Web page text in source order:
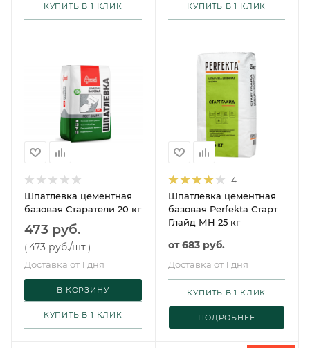
КУПИТЬ В 1 КЛИК КУПИТЬ В 1 КЛИК
Шпатлевка цементная
базовая Старатели 20 кг
473 руб.
(473 руб./шт)
Доставка от 1 дня
В КОРЗИНУ
КУПИТЬ В 1 КЛИК
4
Шпатлевка цементная
базовая Perfekta Старт
Глайд МН 25 кг
от683 руб.
Доставка от 1 дня
ПОДРОБНЕЕ
КУПИТЬ В 1 КЛИК